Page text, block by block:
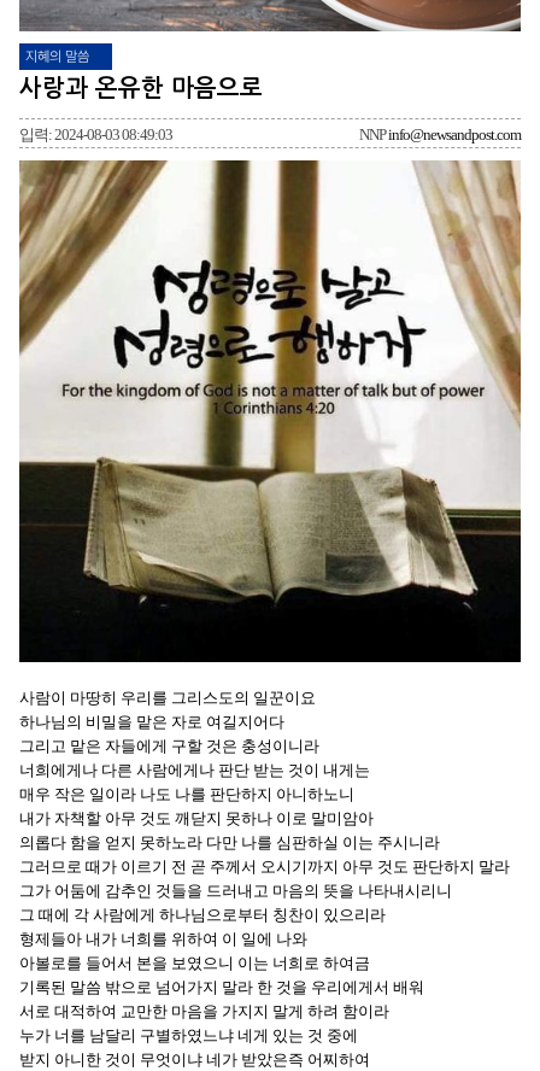
지혜의 말씀
사랑과 온유한 마음으로
입력: 2024-08-03 08:49:03 NNPinfo@newsandpost.com
사람이 마땅히 우리를 그리스도의 일꾼이요
하나님의 비밀을 맡은 자로 여길지어다
그리고 맡은 자들에게 구할 것은 충성이니라
너희에게나 다른 사람에게나 판단 받는 것이 내게는
매우 작은 일이라 나도 나를 판단하지 아니하노니
내가 자책할 아무 것도 깨닫지 못하나 이로 말미암아
의롭다 함을 얻지 못하노라 다만 나를 심판하실 이는 주시니라
그러므로 때가 이르기 전 곧 주께서 오시기까지 아무 것도 판단하지 말라
그가 어둠에 감추인 것들을 드러내고 마음의 뜻을 나타내시리니
그 때에 각 사람에게 하나님으로부터 칭찬이 있으리라
형제들아 내가 너희를 위하여 이 일에 나와
아볼로를 들어서 본을 보였으니 이는 너희로 하여금
기록된 말씀 밖으로 넘어가지 말라 한 것을 우리에게서 배워
서로 대적하여 교만한 마음을 가지지 말게 하려 함이라
누가 너를 남달리 구별하였느냐 네게 있는 것 중에
받지 아니한 것이 무엇이냐 네가 받았은즉 어찌하여